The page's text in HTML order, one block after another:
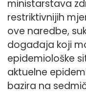
ministarstava
restriktivnijih
ove naredbe,
događaja koji
epidemiološke
aktuelne
bazira na